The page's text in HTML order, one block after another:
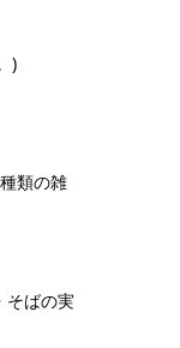
)
類の雑
そばの実